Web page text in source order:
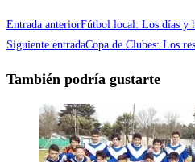
Entrada anteriorFútbol local: Los días y
Siguiente entradaCopa de Clubes: Los
También podría gustarte